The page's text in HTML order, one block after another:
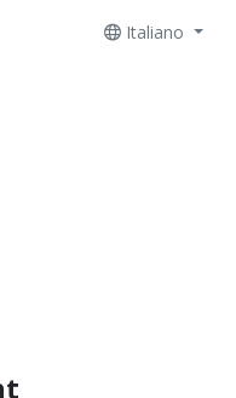
Italiano